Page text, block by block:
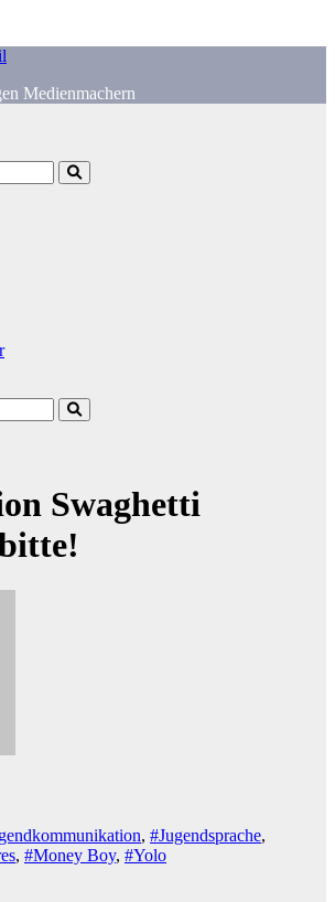
Medienmachern
Swaghetti
, #Jugendsprache,
, #Money Boy, #Yolo